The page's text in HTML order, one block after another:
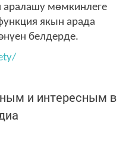
аралашу мөмкинлеге
якын арада
белдерде.
и интересным в